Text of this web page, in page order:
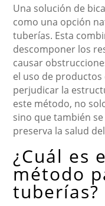
Una solución de
como una opción
tuberías. Esta
descomponer los
causar
el uso de
perjudicar la
este método, no
sino que también
preserva la salud
¿Cuál es
método
tuberías?